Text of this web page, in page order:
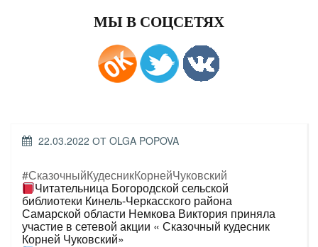
МЫ В СОЦСЕТЯХ
ОПУБЛИКОВАНО
22.03.2022 ОТ OLGA POPOVA
#СказочныйКудесникКорнейЧуковский
Читательница Богородской сельской
библиотеки Кинель-Черкасского района
Самарской области Немкова Виктория приняла
участие в сетевой акции « Сказочный кудесник
Корней Чуковский»